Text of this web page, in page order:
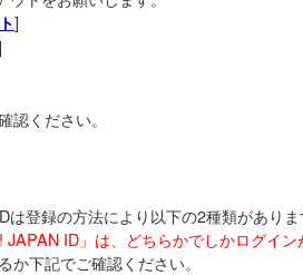
]
認ください。
登録の方法により以下の2種類がありま
JAPAN ID」は、どちらかでしかログイ
か下記でご確認ください。